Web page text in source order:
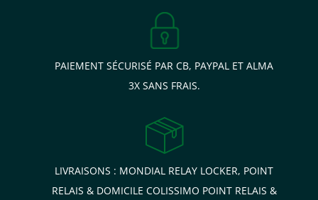
PAIEMENT SÉCURISÉ PAR CB, PAYPAL ET ALMA
3X SANS FRAIS.
LIVRAISONS : MONDIAL RELAY LOCKER, POINT
RELAIS & DOMICILE COLISSIMO POINT RELAIS &